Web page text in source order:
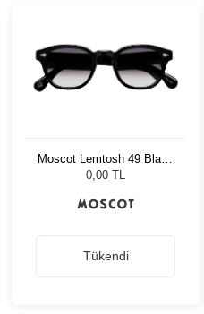
Moscot Lemtosh 49 Black
American Grey Fade
0,00 TL
Tükendi